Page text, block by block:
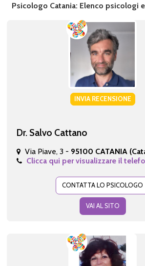
Psicologo Catania: Elenco psicologi
INVIA RECENSIONE
Dr. Salvo Cattano
Via Piave, 3 - 95100 CATANIA
Clicca qui per visualizzare il
CONTATTA LO PSICOLOGO
VAI AL SITO